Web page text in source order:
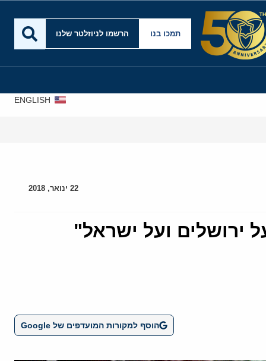
תמכו בנו הרשמו לניוזלטר שלנו
ENGLISH
22 ינואר, 2018
ירושלים ועל ישראל"
הוסף למקורות המועדפים של Google